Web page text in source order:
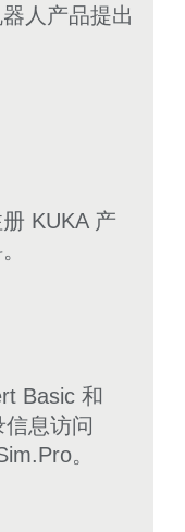
人产品提出
KUKA 产
Basic 和
信息访问
。